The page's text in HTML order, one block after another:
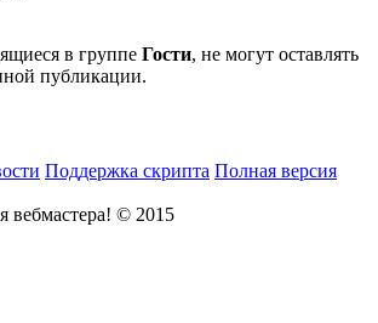
в группе Гости, не могут оставлять
публикации.
Поддержка скрипта Полная версия
вебмастера! © 2015